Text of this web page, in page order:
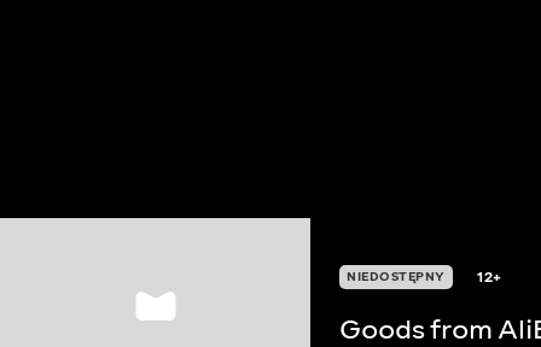
NIEDOSTĘPNY 12+
Goods from